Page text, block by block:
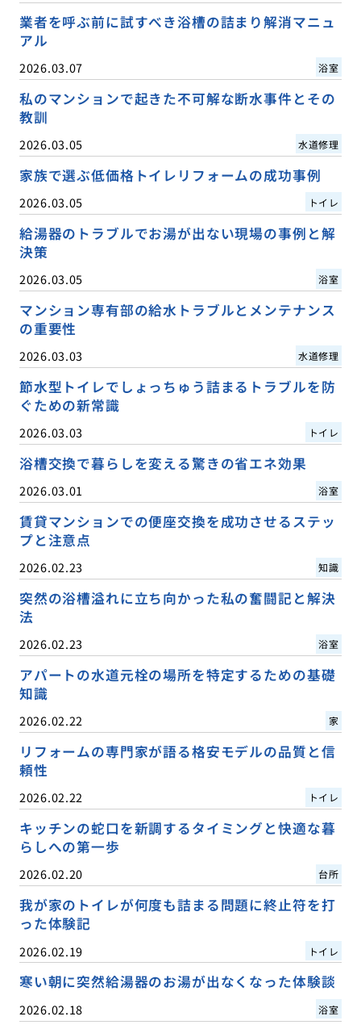
業者を呼ぶ前に試すべき浴槽の詰まり解消マニュ
アル
2026.03.07 浴室
私のマンションで起きた不可解な断水事件とその
教訓
2026.03.05 水道修理
家族で選ぶ低価格トイレリフォームの成功事例
2026.03.05 トイレ
給湯器のトラブルでお湯が出ない現場の事例と解
決策
2026.03.05 浴室
マンション専有部の給水トラブルとメンテナンス
の重要性
2026.03.03 水道修理
節水型トイレでしょっちゅう詰まるトラブルを防
ぐための新常識
2026.03.03 トイレ
浴槽交換で暮らしを変える驚きの省エネ効果
2026.03.01 浴室
賃貸マンションでの便座交換を成功させるステッ
プと注意点
2026.02.23 知識
突然の浴槽溢れに立ち向かった私の奮闘記と解決
法
2026.02.23 浴室
アパートの水道元栓の場所を特定するための基礎
知識
2026.02.22 家
リフォームの専門家が語る格安モデルの品質と信
頼性
2026.02.22 トイレ
キッチンの蛇口を新調するタイミングと快適な暮
らしへの第一歩
2026.02.20 台所
我が家のトイレが何度も詰まる問題に終止符を打
った体験記
2026.02.19 トイレ
寒い朝に突然給湯器のお湯が出なくなった体験談
2026.02.18 浴室